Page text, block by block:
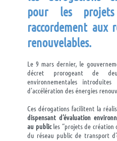
pour les
raccordement aux
renouvelables.
Le 9 mars dernier, le
décret prorogeant de
environnementales
d’accélération des énergies
Ces dérogations facilitent la
dispensant d’évaluation
au public les “projets de création
du réseau public de transport